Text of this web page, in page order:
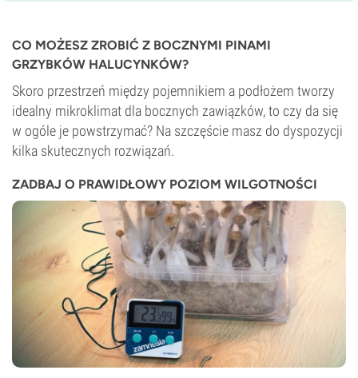
CO MOŻESZ ZROBIĆ Z BOCZNYMI PINAMI
GRZYBKÓW HALUCYNKÓW?
Skoro przestrzeń między pojemnikiem a podłożem tworzy
idealny mikroklimat dla bocznych zawiązków, to czy da się
w ogóle je powstrzymać? Na szczęście masz do dyspozycji
kilka skutecznych rozwiązań.
ZADBAJ O PRAWIDŁOWY POZIOM WILGOTNOŚCI